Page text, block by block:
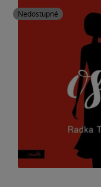
Nedostupné